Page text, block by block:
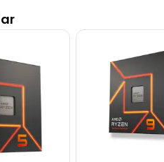
Processor modelini Bakıda
istərsə də digər kompüter
məsləhətə ehtiyacınız varsa,
Processor ilə bağlı bütün
kənar vaxtlarda bizimlə e-mail
seçdiyiniz üçün təşəkkür edirik!